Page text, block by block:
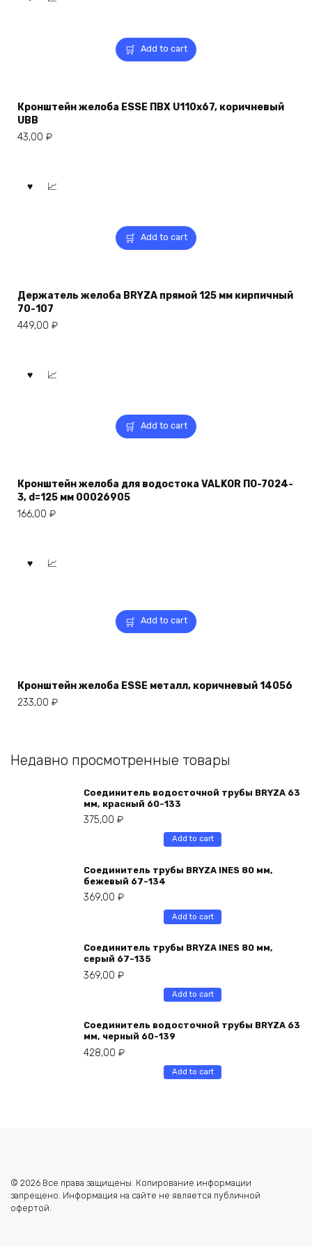
Add to cart
Кронштейн желоба ESSE ПВХ U110x67, коричневый
UBB
43,00 ₽
Add to cart
Держатель желоба BRYZA прямой 125 мм кирпичный
70-107
449,00 ₽
Add to cart
Кронштейн желоба для водостока VALKOR ПО-7024-
3, d=125 мм 00026905
166,00 ₽
Add to cart
Кронштейн желоба ESSE металл, коричневый 14056
233,00 ₽
Недавно просмотренные товары
Соединитель водосточной трубы BRYZA 63
мм, краcный 60-133
375,00 ₽
Add to cart
Соединитель трубы BRYZA INES 80 мм,
бежевый 67-134
369,00 ₽
Add to cart
Соединитель трубы BRYZA INES 80 мм,
серый 67-135
369,00 ₽
Add to cart
Соединитель водосточной трубы BRYZA 63
мм, черный 60-139
428,00 ₽
Add to cart
© 2026 Все права защищены. Копирование информации
запрещено. Информация на сайте не является публичной
офертой.